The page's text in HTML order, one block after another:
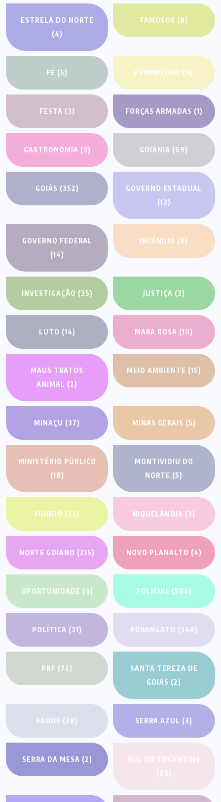
ESTRELA DO NORTE
(4)
FAMOSOS (8)
FÉ (5) FEMINICÍDIO (3)
FESTA (3) FORÇAS ARMADAS (1)
GASTRONOMIA (3) GOIÂNIA (69)
GOIÁS (352)
GOVERNO ESTADUAL
(13)
GOVERNO FEDERAL
(14)
INCÊNDIO (8)
INVESTIGAÇÃO (35) JUSTIÇA (3)
LUTO (14) MARA ROSA (10)
MAUS TRATOS
ANIMAL (2)
MEIO AMBIENTE (15)
MINAÇU (37) MINAS GERAIS (5)
MINISTÉRIO PÚBLICO
(18)
MONTIVIDIU DO
NORTE (5)
MUNDO (22) NIQUELÂNDIA (3)
NORTE GOIANO (215) NOVO PLANALTO (4)
OPORTUNIDADE (4) POLICIAL (584)
POLÍTICA (31) PORANGATU (348)
PRF (72)
SANTA TEREZA DE
GOIÁS (2)
SAÚDE (28) SERRA AZUL (3)
SERRA DA MESA (2)
SUL DO TOCANTINS
(65)